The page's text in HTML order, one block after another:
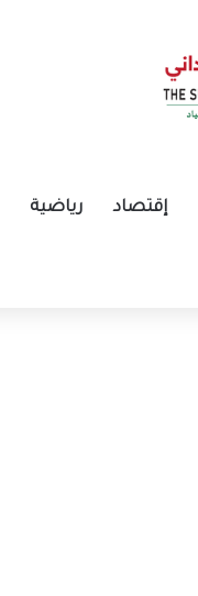
إقتصاد رياضية